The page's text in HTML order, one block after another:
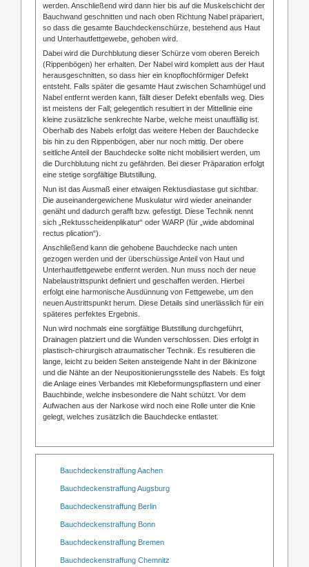
werden. Anschließend wird dann hier bis auf die Muskelschicht der
Bauchwand geschnitten und nach oben Richtung Nabel präpariert,
so dass die gesamte Bauchdeckenschürze, bestehend aus Haut
und Unterhautfettgewebe, gehoben wird.
Dabei wird die Durchblutung dieser Schürze vom oberen Bereich
(Rippenbögen) her erhalten. Der Nabel wird komplett aus der Haut
herausgeschnitten, so dass hier ein knopflochförmiger Defekt
entsteht. Falls später die gesamte Haut zwischen Schamhügel und
Nabel entfernt werden kann, fällt dieser Defekt ebenfalls weg. Dies
ist meistens der Fall; gelegentlich resultiert in der Mittellinie eine
kleine zusätzliche senkrechte Narbe, welche meist unauffällig ist.
Oberhalb des Nabels erfolgt das weitere Heben der Bauchdecke
bis hin zu den Rippenbögen, aber nur noch mittig. Der obere
seitliche Anteil der Bauchdecke sollte nicht mobilisiert werden, um
die Durchblutung nicht zu gefährden. Bei dieser Präparation erfolgt
eine stetige sorgfältige Blutstillung.
Nun ist das Ausmaß einer etwaigen Rektusdiastase gut sichtbar.
Die auseinandergewichene Muskulatur wird wieder aneinander
genäht und dadurch gerafft bzw. gefestigt. Diese Technik nennt
sich „Rektusscheidenplikatur“ oder WARP (für „wide abdominal
rectus plication“).
Anschließend kann die gehobene Bauchdecke nach unten
gezogen werden und der überschüssige Anteil von Haut und
Unterhautfettgewebe entfernt werden. Nun muss noch der neue
Nabelaustrittspunkt definiert und geschaffen werden. Hierbei
erfolgt eine harmonische Ausdünnung von Fettgewebe, um den
neuen Austrittspunkt herum. Diese Details sind unerlässlich für ein
späteres perfektes Ergebnis.
Nun wird nochmals eine sorgfältige Blutstillung durchgeführt,
Drainagen platziert und die Wunden verschlossen. Dies erfolgt in
plastisch-chirurgisch atraumatischer Technik. Es resultieren die
lange, leicht zu beiden Seiten ansteigende Naht in der Bikinizone
und die Nähte an der Neupositionierungsstelle des Nabels. Es folgt
die Anlage eines Verbandes mit Klebeformungspflastern und einer
Bauchbinde, welche insbesondere die Naht schützt. Vor dem
Aufwachen aus der Narkose wird noch eine Rolle unter die Knie
gelegt, welches zusätzlich die Bauchdecke entlastet.
Bauchdeckenstraffung Aachen
Bauchdeckenstraffung Augsburg
Bauchdeckenstraffung Berlin
Bauchdeckenstraffung Bonn
Bauchdeckenstraffung Bremen
Bauchdeckenstraffung Chemnitz